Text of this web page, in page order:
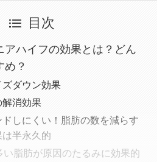
目次
アハイフの効果とは？どん
め？
ズダウン効果
解消効果
ドしにくい！脂肪の数を減らす
半永久的
い脂肪が原因のたるみに効果的